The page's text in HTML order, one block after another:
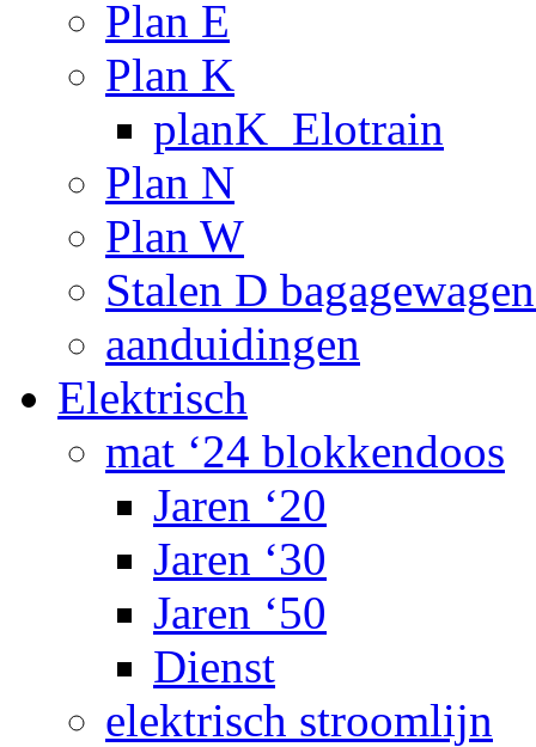
Plan E
Plan K
planK_Elotrain
Plan N
Plan W
Stalen D
aanduidingen
Elektrisch
mat ‘24 blokkendoos
Jaren ‘20
Jaren ‘30
Jaren ‘50
Dienst
elektrisch stroomlijn